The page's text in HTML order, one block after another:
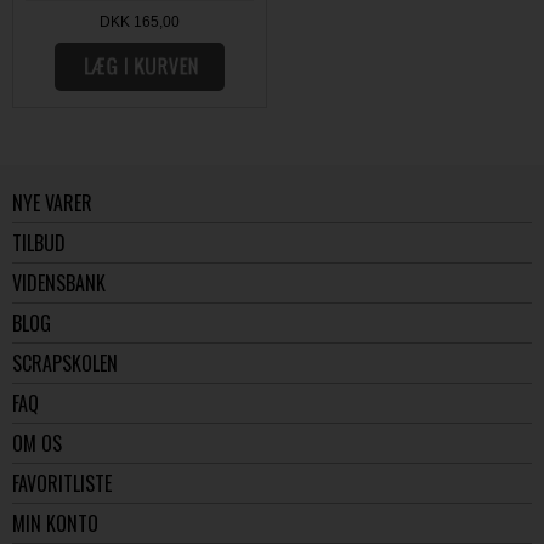
DKK 165,00
NYE VARER
TILBUD
VIDENSBANK
BLOG
SCRAPSKOLEN
FAQ
OM OS
FAVORITLISTE
MIN KONTO